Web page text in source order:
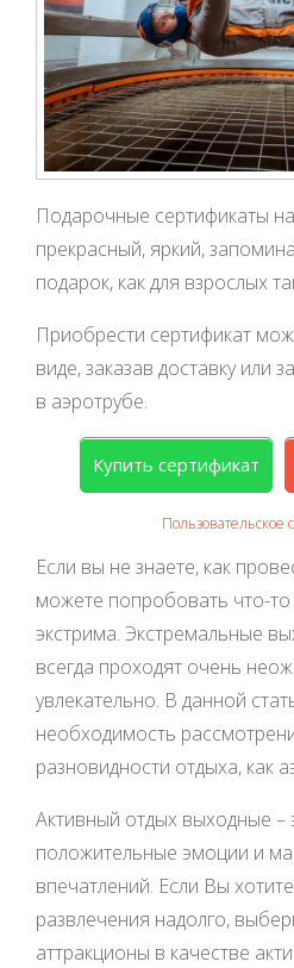
Подарочные сертификаты
прекрасный, яркий,
подарок, как для взрослых
Приобрести сертификат
виде, заказав доставку или
в аэротрубе.
Купить сертификат
Пользовательское
Если вы не знаете, как
можете попробовать что-
экстрима. Экстремальные
всегда проходят очень
увлекательно. В данной
необходимость
разновидности отдыха, как
Активный отдых выходные –
положительные эмоции и
впечатлений. Если Вы
развлечения надолго,
аттракционы в качестве